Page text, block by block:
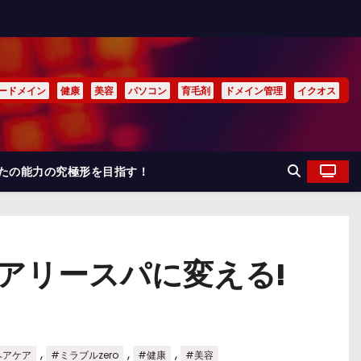
ドメイン 健康 美容 パソコン 育毛剤 ドメイン管理 イクオス
の能力の究極形を目指す！
リースパに変える!
ケア , #ミラブルzero , #健康 , #美容